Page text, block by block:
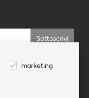
marketing
Sottoscrivi